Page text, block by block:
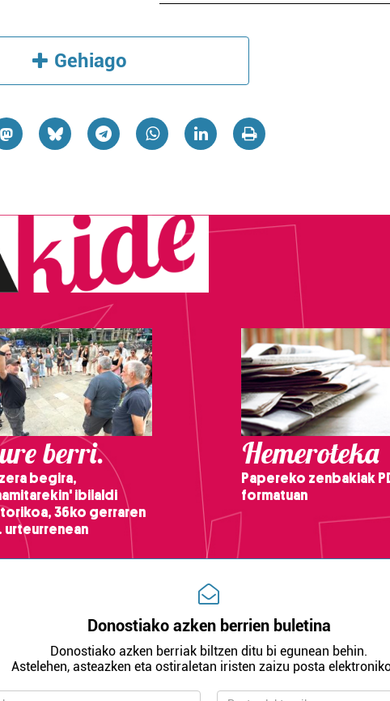
Gehiago
berri.
begira,
ibilaldi
36ko gerraren
urteurrenean
Hemeroteka
Papereko zenbakiak
formatuan
Donostiako azken berrien buletina
Donostiako azken berriak biltzen ditu bi egunean behin.
Astelehen, asteazken eta ostiraletan iristen zaizu posta